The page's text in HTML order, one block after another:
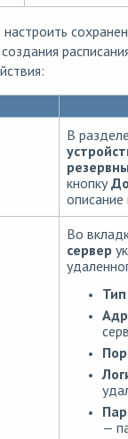
В
кнопку
описание
Во
сервер
—